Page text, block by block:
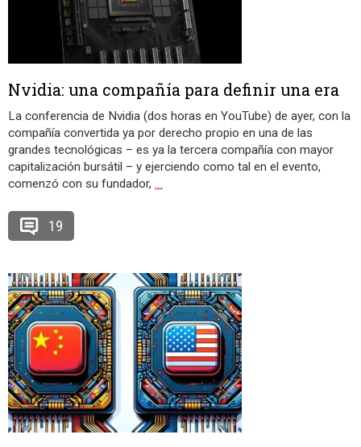
Nvidia: una compañía para definir una era
La conferencia de Nvidia (dos horas en YouTube) de ayer, con la
compañía convertida ya por derecho propio en una de las
grandes tecnológicas – es ya la tercera compañía con mayor
capitalización bursátil – y ejerciendo como tal en el evento,
comenzó con su fundador, …
19